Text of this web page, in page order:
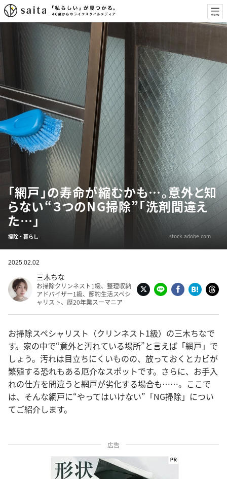
「網戸」の寿命が縮むかも…。意外と知
らない“３つのNG掃除”「洗剤間違え
た…」
掃除・暮らし stock.adobe.com
2025.02.02
三木ちな
お掃除クリンネスト1級、整理収納
アドバイザー1級、節約生活スペシ
ャリスト、歴20年業スーマニア
お掃除スペシャリスト（クリンネスト1級）の三木ちなで
す。家の中で“意外と汚れている場所”と言えば「網戸」で
しょう。汚れは目立ちにくいものの、放っておくとカビが
繁殖する恐れもある厄介なスポットです。さらに、お手入
れの仕方を間違うと網戸が劣化する場合も……。ここで
は、そんな網戸に“やってはいけない”「NG掃除」につい
てご紹介します。
広告